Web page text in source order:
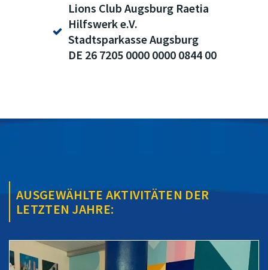
Lions Club Augsburg Raetia
Hilfswerk e.V.
Stadtsparkasse Augsburg
DE 26 7205 0000 0000 0844 00
AUSGEWÄHLTE AKTIVITÄTEN DER
LETZTEN JAHRE: